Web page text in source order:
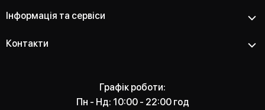
Інформація та сервіси
Контакти
Графік роботи:
Пн - Нд: 10:00 - 22:00 год